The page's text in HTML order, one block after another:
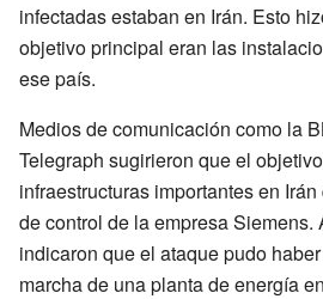
infectadas estaban en Irán. Esto
objetivo principal eran las
ese país.
Medios de comunicación como la
Telegraph sugirieron que el
infraestructuras importantes en
de control de la empresa Siemens.
indicaron que el ataque pudo
marcha de una planta de energía